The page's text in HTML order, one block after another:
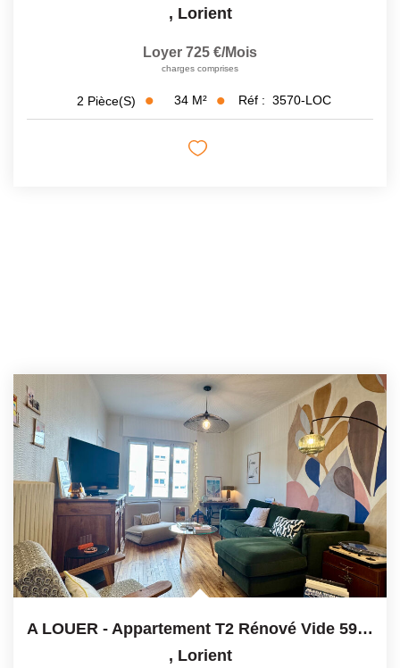
, Lorient
Loyer 725 €/mois
charges comprises
2 Pièce(s) 34 M² Réf : 3570-LOC
A LOUER - Appartement T2 Rénové Vide 59m2 - Cave
, Lorient